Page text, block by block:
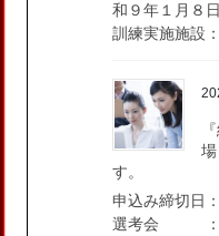
和９年１月８日
訓練実施施設
す。
申込み締切日
選考会 ：令